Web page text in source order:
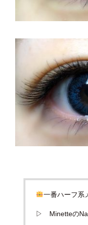
一番ハーフ系
▷ Minetteの